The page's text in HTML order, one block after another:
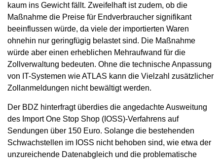
kaum ins Gewicht fällt. Zweifelhaft ist zudem, ob die
Maßnahme die Preise für Endverbraucher signifikant
beeinflussen würde, da viele der importierten Waren
ohnehin nur geringfügig belastet sind. Die Maßnahme
würde aber einen erheblichen Mehraufwand für die
Zollverwaltung bedeuten. Ohne die technische Anpassung
von IT-Systemen wie ATLAS kann die Vielzahl zusätzlicher
Zollanmeldungen nicht bewältigt werden.
Der BDZ hinterfragt überdies die angedachte Ausweitung
des Import One Stop Shop (IOSS)-Verfahrens auf
Sendungen über 150 Euro. Solange die bestehenden
Schwachstellen im IOSS nicht behoben sind, wie etwa der
unzureichende Datenabgleich und die problematische